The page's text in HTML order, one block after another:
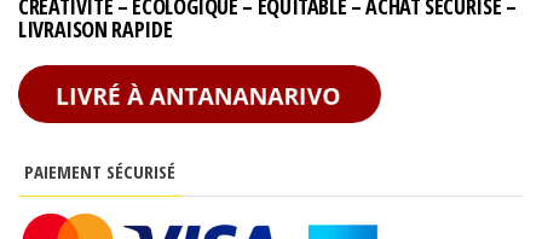
LIVRAISON RAPIDE
PAIEMENT SÉCURISÉ